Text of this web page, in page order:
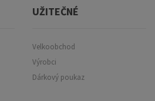
UŽITEČNÉ
Velkoobchod
Výrobci
Dárkový poukaz